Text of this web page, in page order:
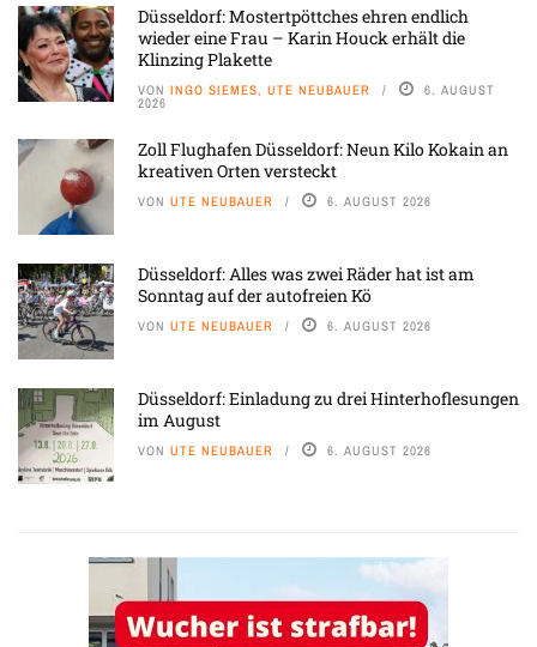
Düsseldorf: Mostertpöttches ehren endlich
wieder eine Frau – Karin Houck erhält die
Klinzing Plakette
VON INGO SIEMES, UTE NEUBAUER 6. AUGUST
2026
Zoll Flughafen Düsseldorf: Neun Kilo Kokain an
kreativen Orten versteckt
VON UTE NEUBAUER 6. AUGUST 2026
Düsseldorf: Alles was zwei Räder hat ist am
Sonntag auf der autofreien Kö
VON UTE NEUBAUER 6. AUGUST 2026
Düsseldorf: Einladung zu drei Hinterhoflesungen
im August
VON UTE NEUBAUER 6. AUGUST 2026